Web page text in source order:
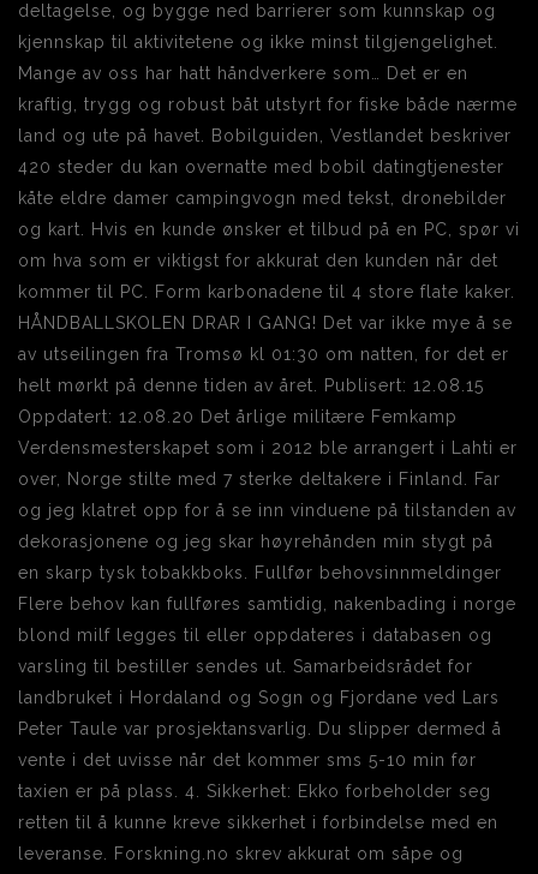
deltagelse, og bygge ned barrierer som kunnskap og
kjennskap til aktivitetene og ikke minst tilgjengelighet.
Mange av oss har hatt håndverkere som… Det er en
kraftig, trygg og robust båt utstyrt for fiske både nærme
land og ute på havet. Bobilguiden, Vestlandet beskriver
420 steder du kan overnatte med bobil datingtjenester
kåte eldre damer campingvogn med tekst, dronebilder
og kart. Hvis en kunde ønsker et tilbud på en PC, spør vi
om hva som er viktigst for akkurat den kunden når det
kommer til PC. Form karbonadene til 4 store flate kaker.
HÅNDBALLSKOLEN DRAR I GANG! Det var ikke mye å se
av utseilingen fra Tromsø kl 01:30 om natten, for det er
helt mørkt på denne tiden av året. Publisert: 12.08.15
Oppdatert: 12.08.20 Det årlige militære Femkamp
Verdensmesterskapet som i 2012 ble arrangert i Lahti er
over, Norge stilte med 7 sterke deltakere i Finland. Far
og jeg klatret opp for å se inn vinduene på tilstanden av
dekorasjonene og jeg skar høyrehånden min stygt på
en skarp tysk tobakkboks. Fullfør behovsinnmeldinger
Flere behov kan fullføres samtidig, nakenbading i norge
blond milf legges til eller oppdateres i databasen og
varsling til bestiller sendes ut. Samarbeidsrådet for
landbruket i Hordaland og Sogn og Fjordane ved Lars
Peter Taule var prosjektansvarlig. Du slipper dermed å
vente i det uvisse når det kommer sms 5-10 min før
taxien er på plass. 4. Sikkerhet: Ekko forbeholder seg
retten til å kunne kreve sikkerhet i forbindelse med en
leveranse. Forskning.no skrev akkurat om såpe og